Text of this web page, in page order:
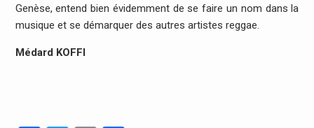
Genèse, entend bien évidemment de se faire un nom dans la
musique et se démarquer des autres artistes reggae.
Médard KOFFI